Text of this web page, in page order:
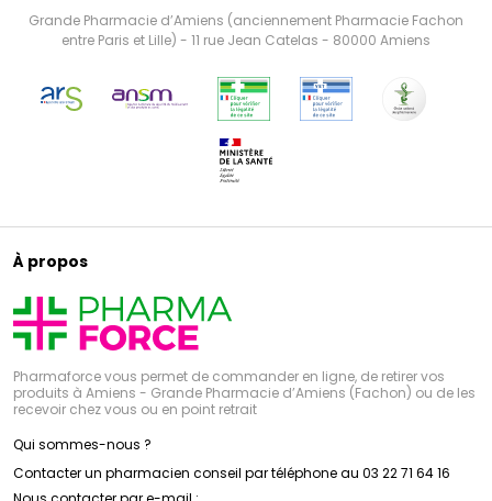
Grande Pharmacie d’Amiens (anciennement Pharmacie Fachon
entre Paris et Lille) - 11 rue Jean Catelas - 80000 Amiens
À propos
Pharmaforce vous permet de commander en ligne, de retirer vos
produits à Amiens - Grande Pharmacie d’Amiens (Fachon) ou de les
recevoir chez vous ou en point retrait
Qui sommes-nous ?
Contacter un pharmacien conseil par téléphone au 03 22 71 64 16